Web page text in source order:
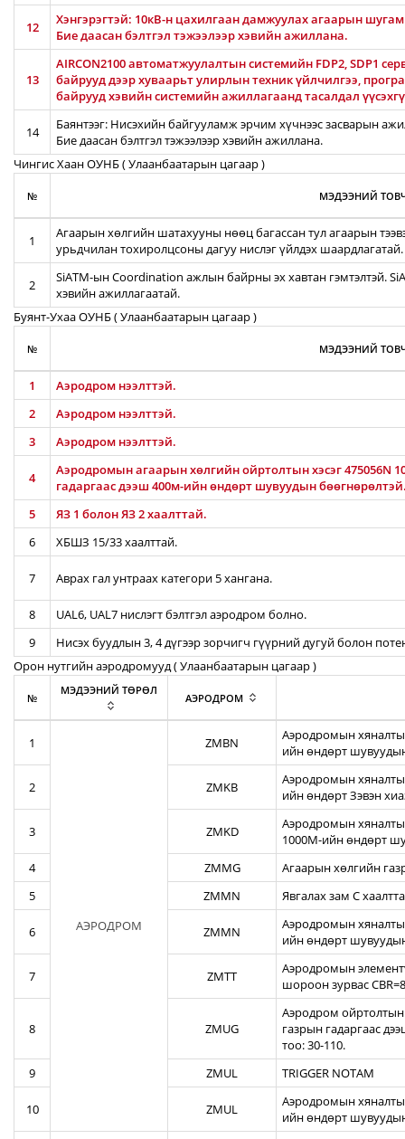
12
Хэнгэрэгтэй: 10кВ-н цахилгаан дамжуулах агаарын
Бие даасан бэлтгэл тэжээлээр хэвийн ажиллана.
13
AIRCON2100 автоматжуулалтын системийн FDP2, SDP1
байрууд дээр хуваарьт улирлын техник үйлчилгээ,
байрууд хэвийн системийн ажиллагаанд тасалдал
14
Баянтээг: Нисэхийн байгууламж эрчим хүчнээс засварын
Бие даасан бэлтгэл тэжээлээр хэвийн ажиллана.
Чингис Хаан ОУНБ ( Улаанбаатарын цагаар )
№ МЭДЭЭНИЙ
1
Агаарын хөлгийн шатахууны нөөц багассан тул агаарын
урьдчилан тохиролцсоны дагуу нислэг үйлдэх шаардлагатай.
2
SiATM-ын Coordination ажлын байрны эх хавтан гэмтэлтэй.
хэвийн ажиллагаатай.
Буянт-Ухаа ОУНБ ( Улаанбаатарын цагаар )
№ МЭДЭЭНИЙ
1
Аэродром нээлттэй.
2
Аэродром нээлттэй.
3
Аэродром нээлттэй.
4
Аэродромын агаарын хөлгийн ойртолтын хэсэг 475056N
гадаргаас дээш 400м-ийн өндөрт шувуудын
5
ЯЗ 1 болон ЯЗ 2 хаалттай.
6
ХБШЗ 15/33 хаалттай.
7 Аврах гал унтраах категори 5 хангана.
8
UAL6, UAL7 нислэгт бэлтгэл аэродром болно.
9
Нисэх буудлын 3, 4 дүгээр зорчигч гүүрний дугуй болон
Орон нутгийн аэродромууд ( Улаанбаатарын цагаар )
№
МЭДЭЭНИЙ ТӨРӨЛ
АЭРОДРОМ
1
АЭРОДРОМ
ZMBN
Аэродромын
ийн өндөрт
2 ZMKB
Аэродромын
ийн өндөрт Зэвэн
3 ZMKD
Аэродромын
1000М-ийн өндөрт
4
ZMMG
Агаарын хөлгийн
5
ZMMN Явгалах зам С
6 ZMMN
Аэродромын
ийн өндөрт
7 ZMTT
Аэродромын
шороон зурвас
8 ZMUG
Аэродром ойртолтын
газрын гадаргаас
тоо: 30-110.
9
ZMUL TRIGGER NOTAM
10 ZMUL
Аэродромын
ийн өндөрт